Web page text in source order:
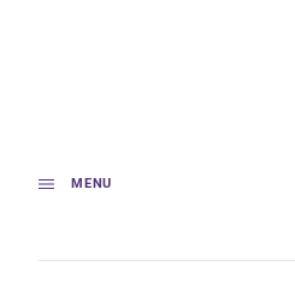
MENU
Accueil Le Tour de France 2020